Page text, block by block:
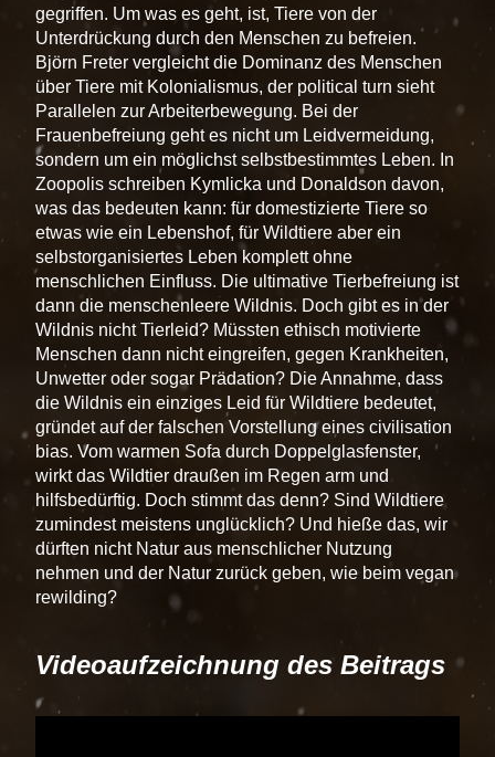
gegriffen. Um was es geht, ist, Tiere von der
Unterdrückung durch den Menschen zu befreien.
Björn Freter vergleicht die Dominanz des Menschen
über Tiere mit Kolonialismus, der political turn sieht
Parallelen zur Arbeiterbewegung. Bei der
Frauenbefreiung geht es nicht um Leidvermeidung,
sondern um ein möglichst selbstbestimmtes Leben. In
Zoopolis schreiben Kymlicka und Donaldson davon,
was das bedeuten kann: für domestizierte Tiere so
etwas wie ein Lebenshof, für Wildtiere aber ein
selbstorganisiertes Leben komplett ohne
menschlichen Einfluss. Die ultimative Tierbefreiung ist
dann die menschenleere Wildnis. Doch gibt es in der
Wildnis nicht Tierleid? Müssten ethisch motivierte
Menschen dann nicht eingreifen, gegen Krankheiten,
Unwetter oder sogar Prädation? Die Annahme, dass
die Wildnis ein einziges Leid für Wildtiere bedeutet,
gründet auf der falschen Vorstellung eines civilisation
bias. Vom warmen Sofa durch Doppelglasfenster,
wirkt das Wildtier draußen im Regen arm und
hilfsbedürftig. Doch stimmt das denn? Sind Wildtiere
zumindest meistens unglücklich? Und hieße das, wir
dürften nicht Natur aus menschlicher Nutzung
nehmen und der Natur zurück geben, wie beim vegan
rewilding?
Videoaufzeichnung des Beitrags